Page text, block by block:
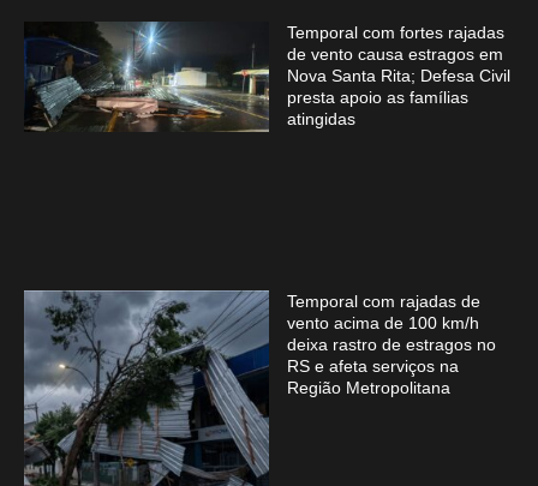
Temporal com fortes rajadas
de vento causa estragos em
Nova Santa Rita; Defesa Civil
presta apoio as famílias
atingidas
Temporal com rajadas de
vento acima de 100 km/h
deixa rastro de estragos no
RS e afeta serviços na
Região Metropolitana